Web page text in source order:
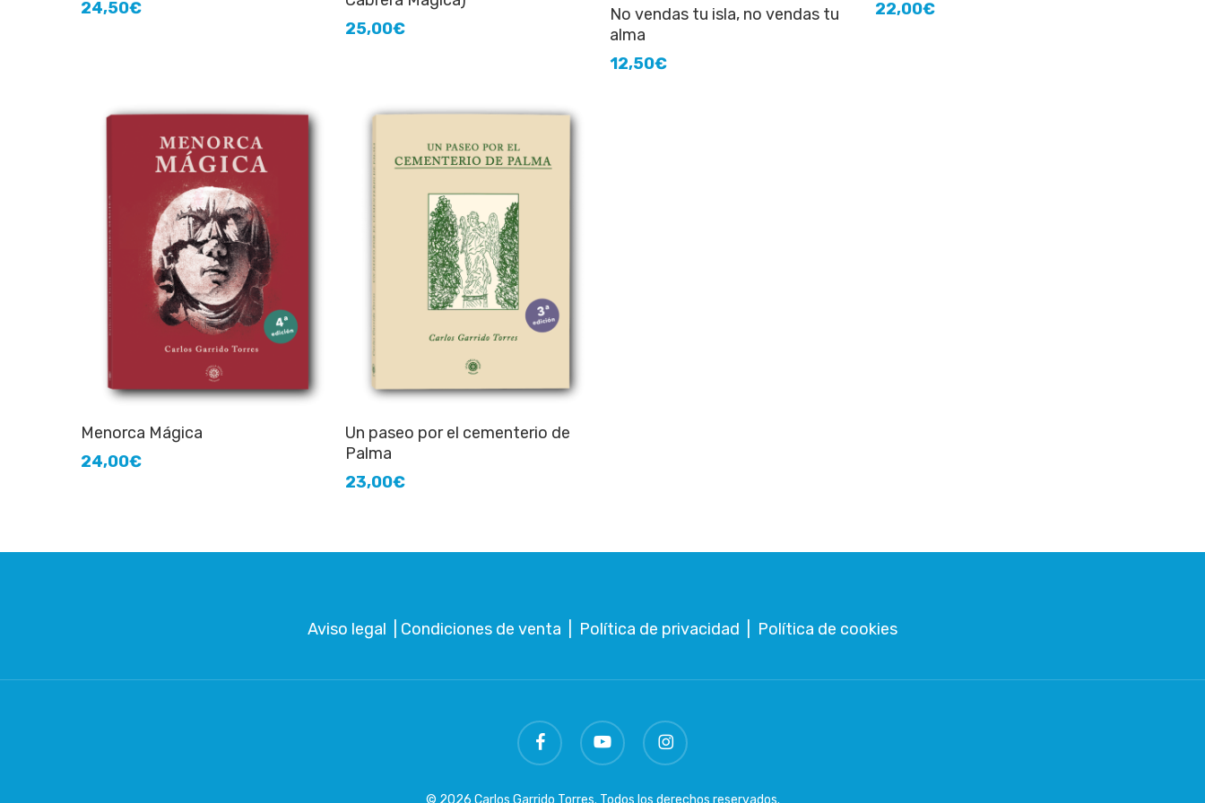
24,50€
25,00€
Añadir al carrito
No vendas tu isla, no vendas tu
alma
12,50€
22,00€
Añadir al carrito
Menorca Mágica
24,00€
Añadir al carrito
Un paseo por el cementerio de
Palma
23,00€
Aviso legal Condiciones de venta Política de privacidad Política de cookies
facebook youtube instagram
© 2026 Carlos Garrido Torres. Todos los derechos reservados.